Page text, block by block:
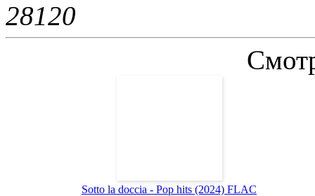
28120
Sotto la doccia - Pop hits (2024) FLAC